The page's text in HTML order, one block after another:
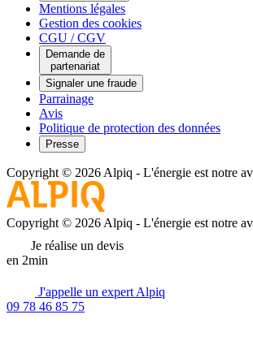
Mentions légales
Gestion des cookies
CGU / CGV
Demande de
partenariat
Signaler une fraude
Parrainage
Avis
Politique de protection des données
Presse
Copyright © 2026 Alpiq - L'énergie est notre
Copyright © 2026 Alpiq - L'énergie est notre
Je réalise un devis
en 2min
J'appelle un expert Alpiq
09 78 46 85 75